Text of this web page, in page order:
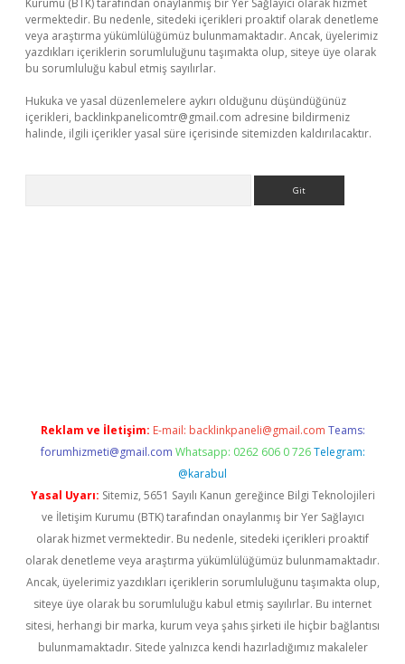
Kurumu (BTK) tarafından onaylanmış bir Yer Sağlayıcı olarak hizmet
vermektedir. Bu nedenle, sitedeki içerikleri proaktif olarak denetleme
veya araştırma yükümlülüğümüz bulunmamaktadır. Ancak, üyelerimiz
yazdıkları içeriklerin sorumluluğunu taşımakta olup, siteye üye olarak
bu sorumluluğu kabul etmiş sayılırlar.
Hukuka ve yasal düzenlemelere aykırı olduğunu düşündüğünüz
içerikleri, backlinkpanelicomtr@gmail.com adresine bildirmeniz
halinde, ilgili içerikler yasal süre içerisinde sitemizden kaldırılacaktır.
Reklam ve İletişim: E-mail: backlinkpaneli@gmail.com Teams:
forumhizmeti@gmail.com Whatsapp: 0262 606 0 726 Telegram:
@karabul
Yasal Uyarı: Sitemiz, 5651 Sayılı Kanun gereğince Bilgi Teknolojileri
ve İletişim Kurumu (BTK) tarafından onaylanmış bir Yer Sağlayıcı
olarak hizmet vermektedir. Bu nedenle, sitedeki içerikleri proaktif
olarak denetleme veya araştırma yükümlülüğümüz bulunmamaktadır.
Ancak, üyelerimiz yazdıkları içeriklerin sorumluluğunu taşımakta olup,
siteye üye olarak bu sorumluluğu kabul etmiş sayılırlar. Bu internet
sitesi, herhangi bir marka, kurum veya şahıs şirketi ile hiçbir bağlantısı
bulunmamaktadır. Sitede yalnızca kendi hazırladığımız makaleler